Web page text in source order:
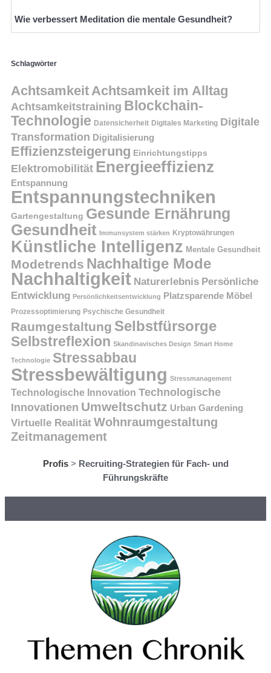
Wie verbessert Meditation die mentale Gesundheit?
Schlagwörter
AchtsamkeitAchtsamkeit im Alltag
Achtsamkeitstraining Blockchain-
Technologie Datensicherheit Digitales Marketing Digitale
Transformation Digitalisierung
Effizienzsteigerung Einrichtungstipps
Elektromobilität Energieeffizienz
Entspannung
Entspannungstechniken
Gartengestaltung Gesunde Ernährung
Gesundheit Immunsystem stärken Kryptowährungen
Künstliche Intelligenz Mentale Gesundheit
Modetrends Nachhaltige Mode
Nachhaltigkeit Naturerlebnis Persönliche
Entwicklung Persönlichkeitsentwicklung Platzsparende Möbel
Prozessoptimierung Psychische Gesundheit
Raumgestaltung Selbstfürsorge
Selbstreflexion Skandinavisches Design Smart Home
Technologie Stressabbau
Stressbewältigung Stressmanagement
Technologische Innovation Technologische
Innovationen Umweltschutz Urban Gardening
Virtuelle Realität Wohnraumgestaltung
Zeitmanagement
Profis> Recruiting-Strategien für Fach- und
Führungskräfte